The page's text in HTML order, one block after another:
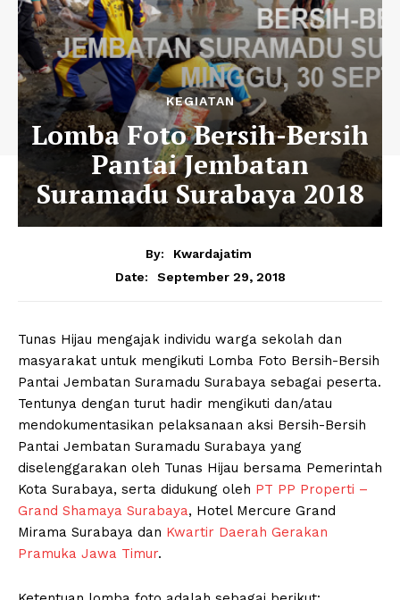
KEGIATAN
Lomba Foto Bersih-Bersih
Pantai Jembatan
Suramadu Surabaya 2018
By:
Kwardajatim
Date:
September 29, 2018
Tunas Hijau mengajak individu warga sekolah dan
masyarakat untuk mengikuti Lomba Foto Bersih-Bersih
Pantai Jembatan Suramadu Surabaya sebagai peserta.
Tentunya dengan turut hadir mengikuti dan/atau
mendokumentasikan pelaksanaan aksi Bersih-Bersih
Pantai Jembatan Suramadu Surabaya yang
diselenggarakan oleh Tunas Hijau bersama Pemerintah
Kota Surabaya, serta didukung oleh PT PP Properti –
Grand Shamaya Surabaya, Hotel Mercure Grand
Mirama Surabaya dan Kwartir Daerah Gerakan
Pramuka Jawa Timur.